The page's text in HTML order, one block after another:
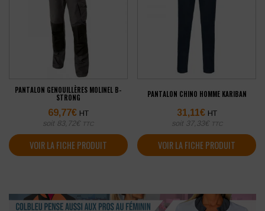
PANTALON GENOUILLÈRES MOLINEL B-
STRONG
69,77€ HT
soit 83,72€ TTC
VOIR LA FICHE PRODUIT
PANTALON CHINO HOMME KARIBAN
31,11€ HT
soit 37,33€ TTC
VOIR LA FICHE PRODUIT